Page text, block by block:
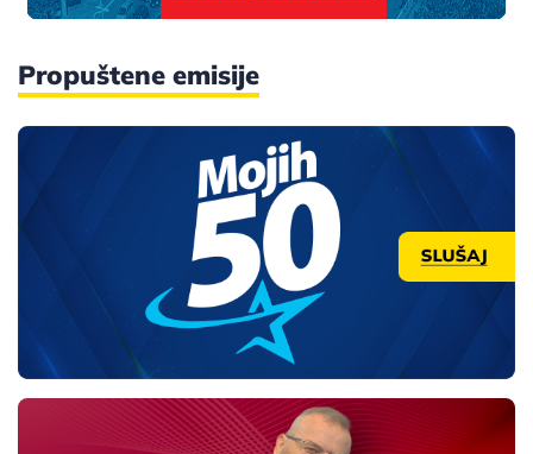
Propuštene emisije